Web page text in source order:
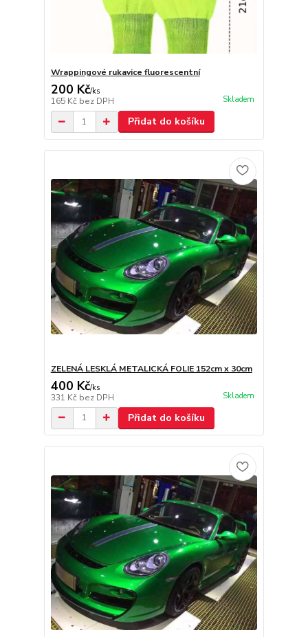
Wrappingové rukavice fluorescentní
200 Kč/ks
165 Kč bez DPH Skladem
Přidat do košíku
ZELENÁ LESKLÁ METALICKÁ FOLIE 152cm x 30cm
400 Kč/ks
331 Kč bez DPH Skladem
Přidat do košíku